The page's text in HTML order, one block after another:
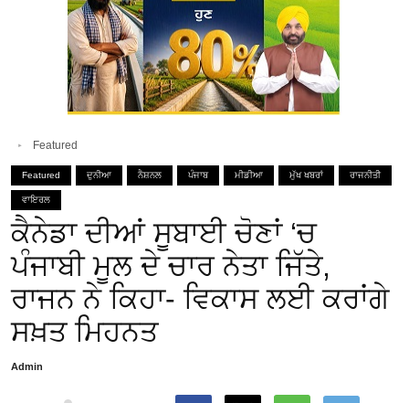
Featured
Featured ਦੁਨੀਆ ਨੈਸ਼ਨਲ ਪੰਜਾਬ ਮੀਡੀਆ ਮੁੱਖ ਖਬਰਾਂ ਰਾਜਨੀਤੀ
ਵਾਇਰਲ
ਕੈਨੇਡਾ ਦੀਆਂ ਸੂਬਾਈ ਚੋਣਾਂ ‘ਚ
ਪੰਜਾਬੀ ਮੂਲ ਦੇ ਚਾਰ ਨੇਤਾ ਜਿੱਤੇ,
ਰਾਜਨ ਨੇ ਕਿਹਾ- ਵਿਕਾਸ ਲਈ ਕਰਾਂਗੇ
ਸਖ਼ਤ ਮਿਹਨਤ
Admin